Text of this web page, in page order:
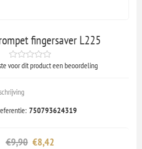
fingersaver L225
voor dit product een beoordeling
750793624319
€9,90 €8,42